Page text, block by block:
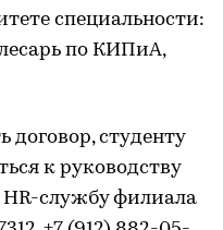
специальности:
по КИПиА,
договор, студенту
к руководству
HR-службу филиала